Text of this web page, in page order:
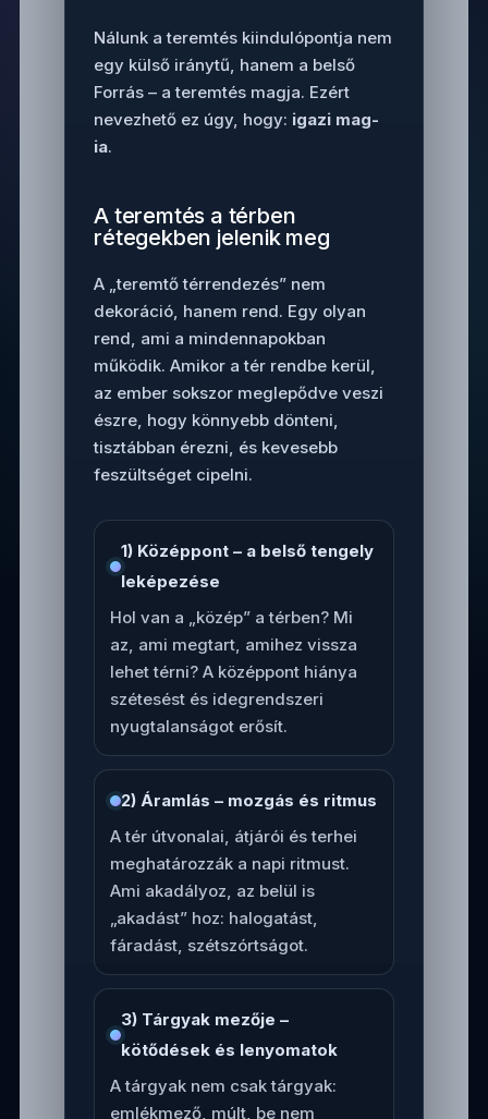
Nálunk a teremtés kiindulópontja nem
egy külső iránytű, hanem a belső
Forrás – a teremtés magja. Ezért
nevezhető ez úgy, hogy: igazi mag-
ia.
A teremtés a térben
rétegekben jelenik meg
A „teremtő térrendezés” nem
dekoráció, hanem rend. Egy olyan
rend, ami a mindennapokban
működik. Amikor a tér rendbe kerül,
az ember sokszor meglepődve veszi
észre, hogy könnyebb dönteni,
tisztábban érezni, és kevesebb
feszültséget cipelni.
1) Középpont – a belső tengely
leképezése
Hol van a „közép” a térben? Mi
az, ami megtart, amihez vissza
lehet térni? A középpont hiánya
szétesést és idegrendszeri
nyugtalanságot erősít.
2) Áramlás – mozgás és ritmus
A tér útvonalai, átjárói és terhei
meghatározzák a napi ritmust.
Ami akadályoz, az belül is
„akadást” hoz: halogatást,
fáradást, szétszórtságot.
3) Tárgyak mezője –
kötődések és lenyomatok
A tárgyak nem csak tárgyak:
emlékmező, múlt, be nem